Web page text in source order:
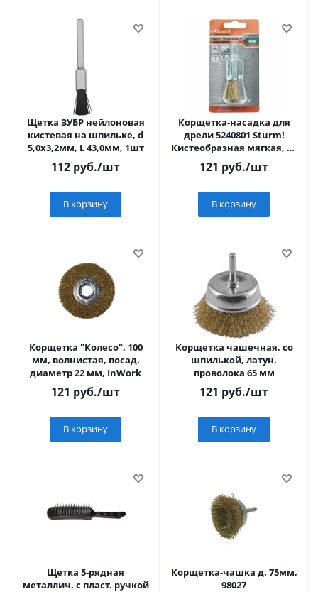
Щетка ЗУБР нейлоновая
кистевая на шпильке, d
5,0x3,2мм, L 43,0мм, 1шт
112 руб./шт
В корзину
Корщетка-насадка для
дрели 5240801 Sturm!
Кистеобразная мягкая, 16
мм, хвост 6 мм,
латун.волн.
121 руб./шт
В корзину
Корщетка "Колесо", 100
мм, волнистая, посад.
диаметр 22 мм, InWork
121 руб./шт
В корзину
Корщетка чашечная, со
шпилькой, латун.
проволока 65 мм
121 руб./шт
В корзину
Щетка 5-рядная
металлич. с пласт. ручкой
Корщетка-чашка д. 75мм,
98027